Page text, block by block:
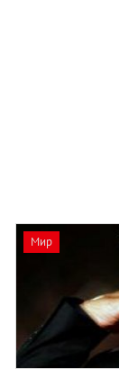
Мир